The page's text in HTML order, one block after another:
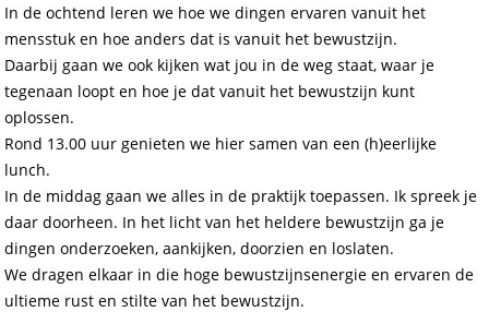
In de ochtend leren we hoe we dingen ervaren vanuit het
mensstuk en hoe anders dat is vanuit het bewustzijn.
Daarbij gaan we ook kijken wat jou in de weg staat, waar je
tegenaan loopt en hoe je dat vanuit het bewustzijn kunt
oplossen.
Rond 13.00 uur genieten we hier samen van een (h)eerlijke
lunch.
In de middag gaan we alles in de praktijk toepassen. Ik spreek je
daar doorheen. In het licht van het heldere bewustzijn ga je
dingen onderzoeken, aankijken, doorzien en loslaten.
We dragen elkaar in die hoge bewustzijnsenergie en ervaren de
ultieme rust en stilte van het bewustzijn.